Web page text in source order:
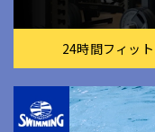
24時間フィッ